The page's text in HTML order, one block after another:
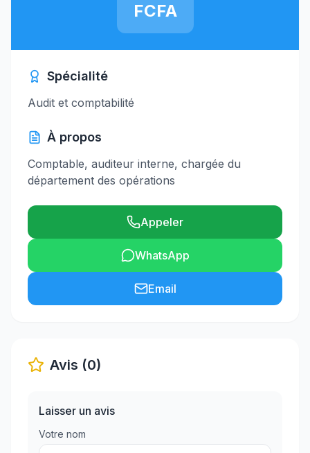
FCFA
Spécialité
Audit et comptabilité
À propos
Comptable, auditeur interne, chargée du
département des opérations
Appeler
WhatsApp
Email
Avis (0)
Laisser un avis
Votre nom